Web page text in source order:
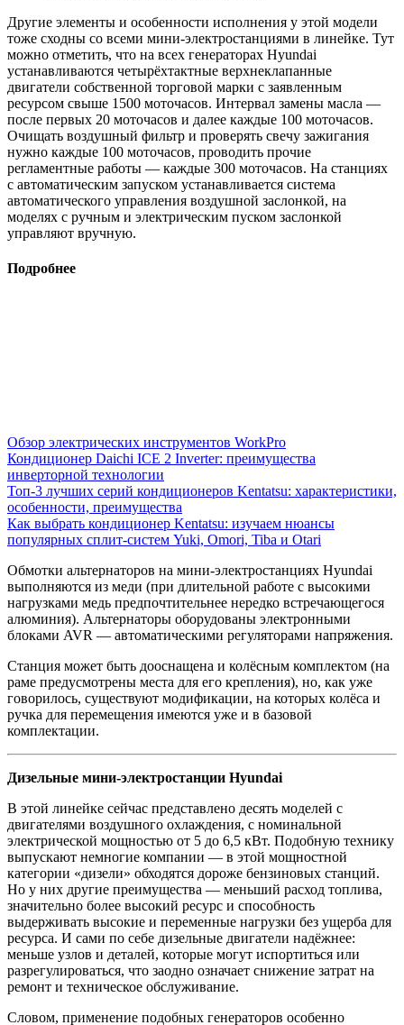
Другие элементы и особенности исполне­ния у этой модели
тоже сходны со всеми ми­ни-электростанциями в линейке. Тут
можно отметить, что на всех генераторах Hyundai
устанавливаются четырёхтактные верхнекла­панные
двигатели собственной торговой марки с заявленным
ресурсом свыше 1500 моточасов. Интервал замены масла —
после первых 20 моточасов и далее каждые 100 мо­точасов.
Очищать воздушный фильтр и про­верять свечу зажигания
нужно каждые 100 моточасов, проводить прочие
регламентные работы — каждые 300 моточасов. На стан­циях
с автоматическим запуском устанавли­вается система
автоматического управления воздушной заслонкой, на
моделях с ручным и электрическим пуском заслонкой
управля­ют вручную.
Подробнее
Обзор электрических инструментов WorkPro
Кондиционер Daichi ICE 2 Inverter: преимущества
инверторной технологии
Топ-3 лучших серий кондиционеров Kentatsu: характеристики,
особенности, преимущества
Как выбрать кондиционер Kentatsu: изучаем нюансы
популярных сплит-систем Yuki, Omori, Tiba и Otari
Обмотки альтернаторов на мини-электро­станциях Hyundai
выполняются из меди (при длительной работе с высокими
нагрузками медь предпочтительнее нередко встречающе­гося
алюминия). Альтернаторы оборудованы электронными
блоками AVR — автоматиче­скими регуляторами напряжения.
Станция может быть дооснащена и колёс­ным комплектом (на
раме предусмотрены места для его крепления), но, как уже
говори­лось, существуют модификации, на которых колёса и
ручка для перемещения имеются уже и в базовой
комплектации.
Дизельные мини-электростанции Hyundai
В этой линейке сейчас представлено десять моделей с
двигателями воздушного охлаждения, с номинальной
электрической мощностью от 5 до 6,5 кВт. Подобную технику
выпускают немногие компании — в этой мощностной
категории «дизели» обходятся дороже бензино­вых станций.
Но у них другие преимущества — меньший расход то­плива,
значительно более высокий ресурс и способность
выдерживать высокие и переменные нагрузки без ущерба для
ресурса. И сами по себе дизельные двигатели надёжнее:
меньше узлов и деталей, которые могут испортиться или
разрегулироваться, что заодно означает сни­жение затрат на
ремонт и техническое обслуживание.
Словом, применение подобных генераторов особенно